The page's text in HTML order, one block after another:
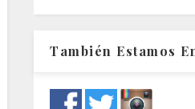
También Estamos